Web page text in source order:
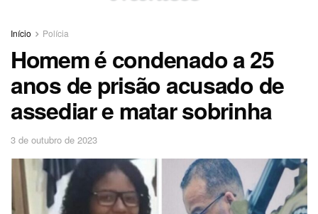
Início Polícia
Homem é condenado a 25
anos de prisão acusado de
assediar e matar sobrinha
3 de outubro de 2023